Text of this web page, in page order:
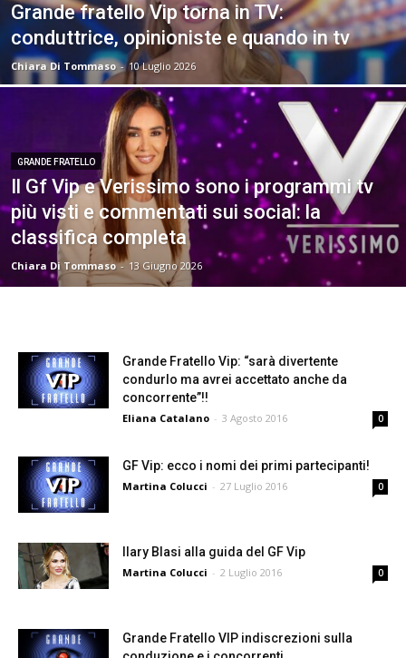
Grande fratello Vip torna in TV:
conduttrice, opinioniste e quando in tv
Chiara Di Tommaso - 10 Luglio 2026
GRANDE FRATELLO
Il Gf Vip e Verissimo sono i programmi tv
più visti e commentati sui social: la
classifica completa
Chiara Di Tommaso - 13 Giugno 2026
Grande Fratello Vip: “sarà divertente
condurlo ma avrei accettato anche da
concorrente”!!
Eliana Catalano - 3 Agosto 2016 0
GF Vip: ecco i nomi dei primi partecipanti!
Martina Colucci - 27 Luglio 2016 0
Ilary Blasi alla guida del GF Vip
Martina Colucci - 2 Luglio 2016 0
Grande Fratello VIP indiscrezioni sulla